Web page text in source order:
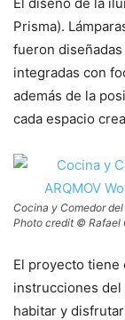
Prisma).
fueron
integradas con
además de la
cada espacio
Cocina y Comedor
Photo credit © Rafael
El proyecto tiene
instrucciones
habitar y